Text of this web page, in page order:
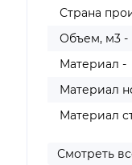
Страна
Объем, м3 -
Материал -
Материал
Материал
Смотреть